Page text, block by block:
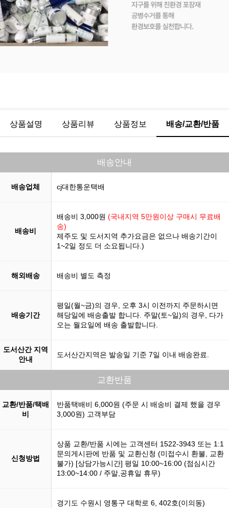
상품설명 상품리뷰 상품정보 배송/교환/반품
배송안내
배송업체 cj대한통운택배
배송비
배송비 3,000원 (국내지역 5만원이상 구매시 무료배
송)
제주도 및 도서지역 추가요금은 없으나 배송기간이
1~2일 정도 더 소요됩니다.)
해외배송 배송비 별도 측정
배송기간
평일(월~금)의 경우, 오후 3시 이전까지 주문하시면
해당일에 배송출발 합니다. 주말(토~일)의 경우, 다가
오는 월요일에 배송 출발합니다.
도서산간 지역
안내
도서산간지역은 발송일 기준 7일 이내 배송완료.
교환반품
교환/반품/택배
비
반품택배비 6,000원 (주문 시 배송비 결제 했을 경우
3,000원) 고객부담
신청방법
상품 교환/반품 시에는 고객센터 1522-3943 또는 1:1
문의게시판에 반품 및 교환신청 (미접수시 환불, 교환
불가) [상담가능시간] 평일 10:00~16:00 (점심시간
13:00~14:00 / 주말,공휴일 휴무)
경기도 수원시 영통구 대학로 6, 402호(이의동)